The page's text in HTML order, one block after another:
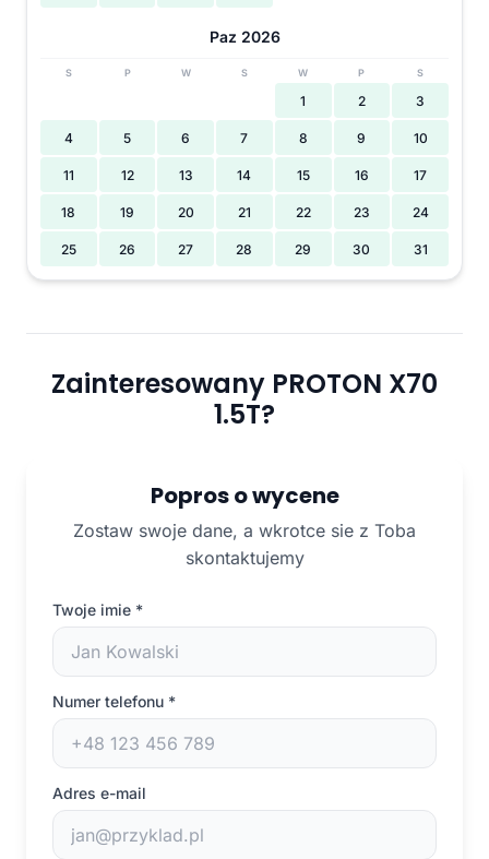
Paz 2026
S P W S W P S
1 2 3
4 5 6 7 8 9 10
11 12 13 14 15 16 17
18 19 20 21 22 23 24
25 26 27 28 29 30 31
Zainteresowany PROTON X70
1.5T?
Popros o wycene
Zostaw swoje dane, a wkrotce sie z Toba
skontaktujemy
Twoje imie *
Numer telefonu *
Adres e-mail